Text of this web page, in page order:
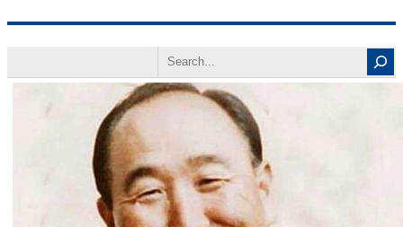
содержимому
Search